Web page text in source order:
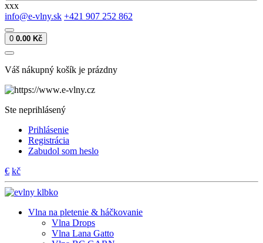
xxx
info@e-vlny.sk +421 907 252 862
0 0.00 Kč
Váš nákupný košík je prázdny
Ste neprihlásený
Prihlásenie
Registrácia
Zabudol som heslo
€ kč
Vlna na pletenie & háčkovanie
Vlna Drops
Vlna Lana Gatto